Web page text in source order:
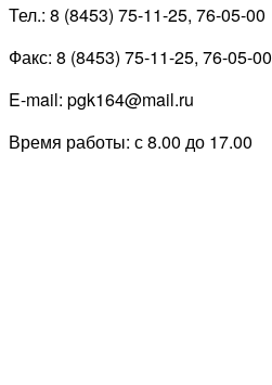
Тел.: 8 (8453) 75-11-25, 76-05-00
Факс: 8 (8453) 75-11-25, 76-05-00
E-mail: pgk164@mail.ru
Время работы: с 8.00 до 17.00